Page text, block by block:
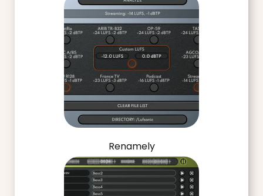
Renamely